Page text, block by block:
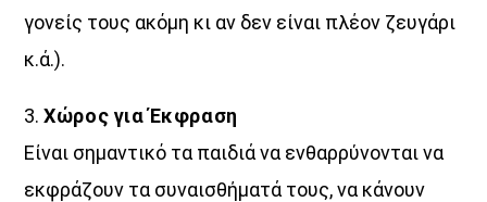
γονείς τους ακόμη κι αν δεν είναι πλέον ζευγάρι
κ.ά.).
3.Χώρος για Έκφραση
Είναι σημαντικό τα παιδιά να ενθαρρύνονται να
εκφράζουν τα συναισθήματά τους, να κάνουν